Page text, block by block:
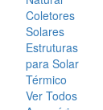
Coletores
Solares
Estruturas
para Solar
Térmico
Ver Todos